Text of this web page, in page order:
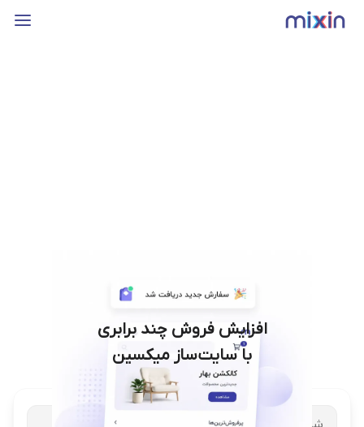
افزایش فروش چند برابری
با سایت‌ساز میکسین
شریک تجاری ترب با پشتیبانی اختصاصی